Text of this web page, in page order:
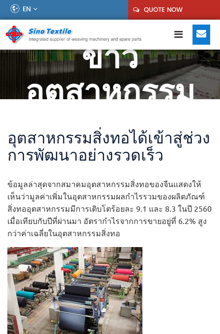
EN QUOTE NOW
ข่าว
อุตสาหกรรม
อุตสาหกรรมสิ่งทอได้เข้าสู่ช่วง
การพัฒนาอย่างรวดเร็ว
ข้อมูลล่าสุดจากสมาคมอุตสาหกรรมสิ่งทอของจีนแสดงให้
เห็นว่ามูลค่าเพิ่มในอุตสาหกรรมผลกำไรรวมของผลิตภัณฑ์
สิ่งทออุตสาหกรรมมีการเติบโตร้อยละ 9.1 และ 8.3 ในปี 2560
เมื่อเทียบกับปีที่ผ่านมา อัตรากำไรจากการขายอยู่ที่ 6.2% สูง
กว่าค่าเฉลี่ยในอุตสาหกรรมสิ่งทอ